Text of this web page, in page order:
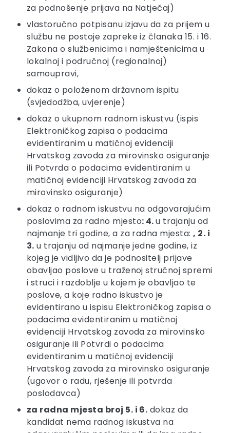
za podnošenje prijava na Natječaj)
vlastoručno potpisanu izjavu da za prijem u
službu ne postoje zapreke iz članaka 15. i 16.
Zakona o službenicima i namještenicima u
lokalnoj i područnoj (regionalnoj)
samoupravi,
dokaz o položenom državnom ispitu
(svjedodžba, uvjerenje)
dokaz o ukupnom radnom iskustvu (ispis
Elektroničkog zapisa o podacima
evidentiranim u matičnoj evidenciji
Hrvatskog zavoda za mirovinsko osiguranje
ili Potvrda o podacima evidentiranim u
matičnoj evidenciji Hrvatskog zavoda za
mirovinsko osiguranje)
dokaz o radnom iskustvu na odgovarajućim
poslovima za radno mjesto: 4.u trajanju od
najmanje tri godine, a za radna mjesta:, 2. i
3. u trajanju od najmanje jedne godine, iz
kojeg je vidljivo da je podnositelj prijave
obavljao poslove u traženoj stručnoj spremi
i struci i razdoblje u kojem je obavljao te
poslove, a koje radno iskustvo je
evidentirano u ispisu Elektroničkog zapisa o
podacima evidentiranim u matičnoj
evidenciji Hrvatskog zavoda za mirovinsko
osiguranje ili Potvrdi o podacima
evidentiranim u matičnoj evidenciji
Hrvatskog zavoda za mirovinsko osiguranje
(ugovor o radu, rješenje ili potvrda
poslodavca)
za radna mjesta broj 5. i 6. dokaz da
kandidat nema radnog iskustva na